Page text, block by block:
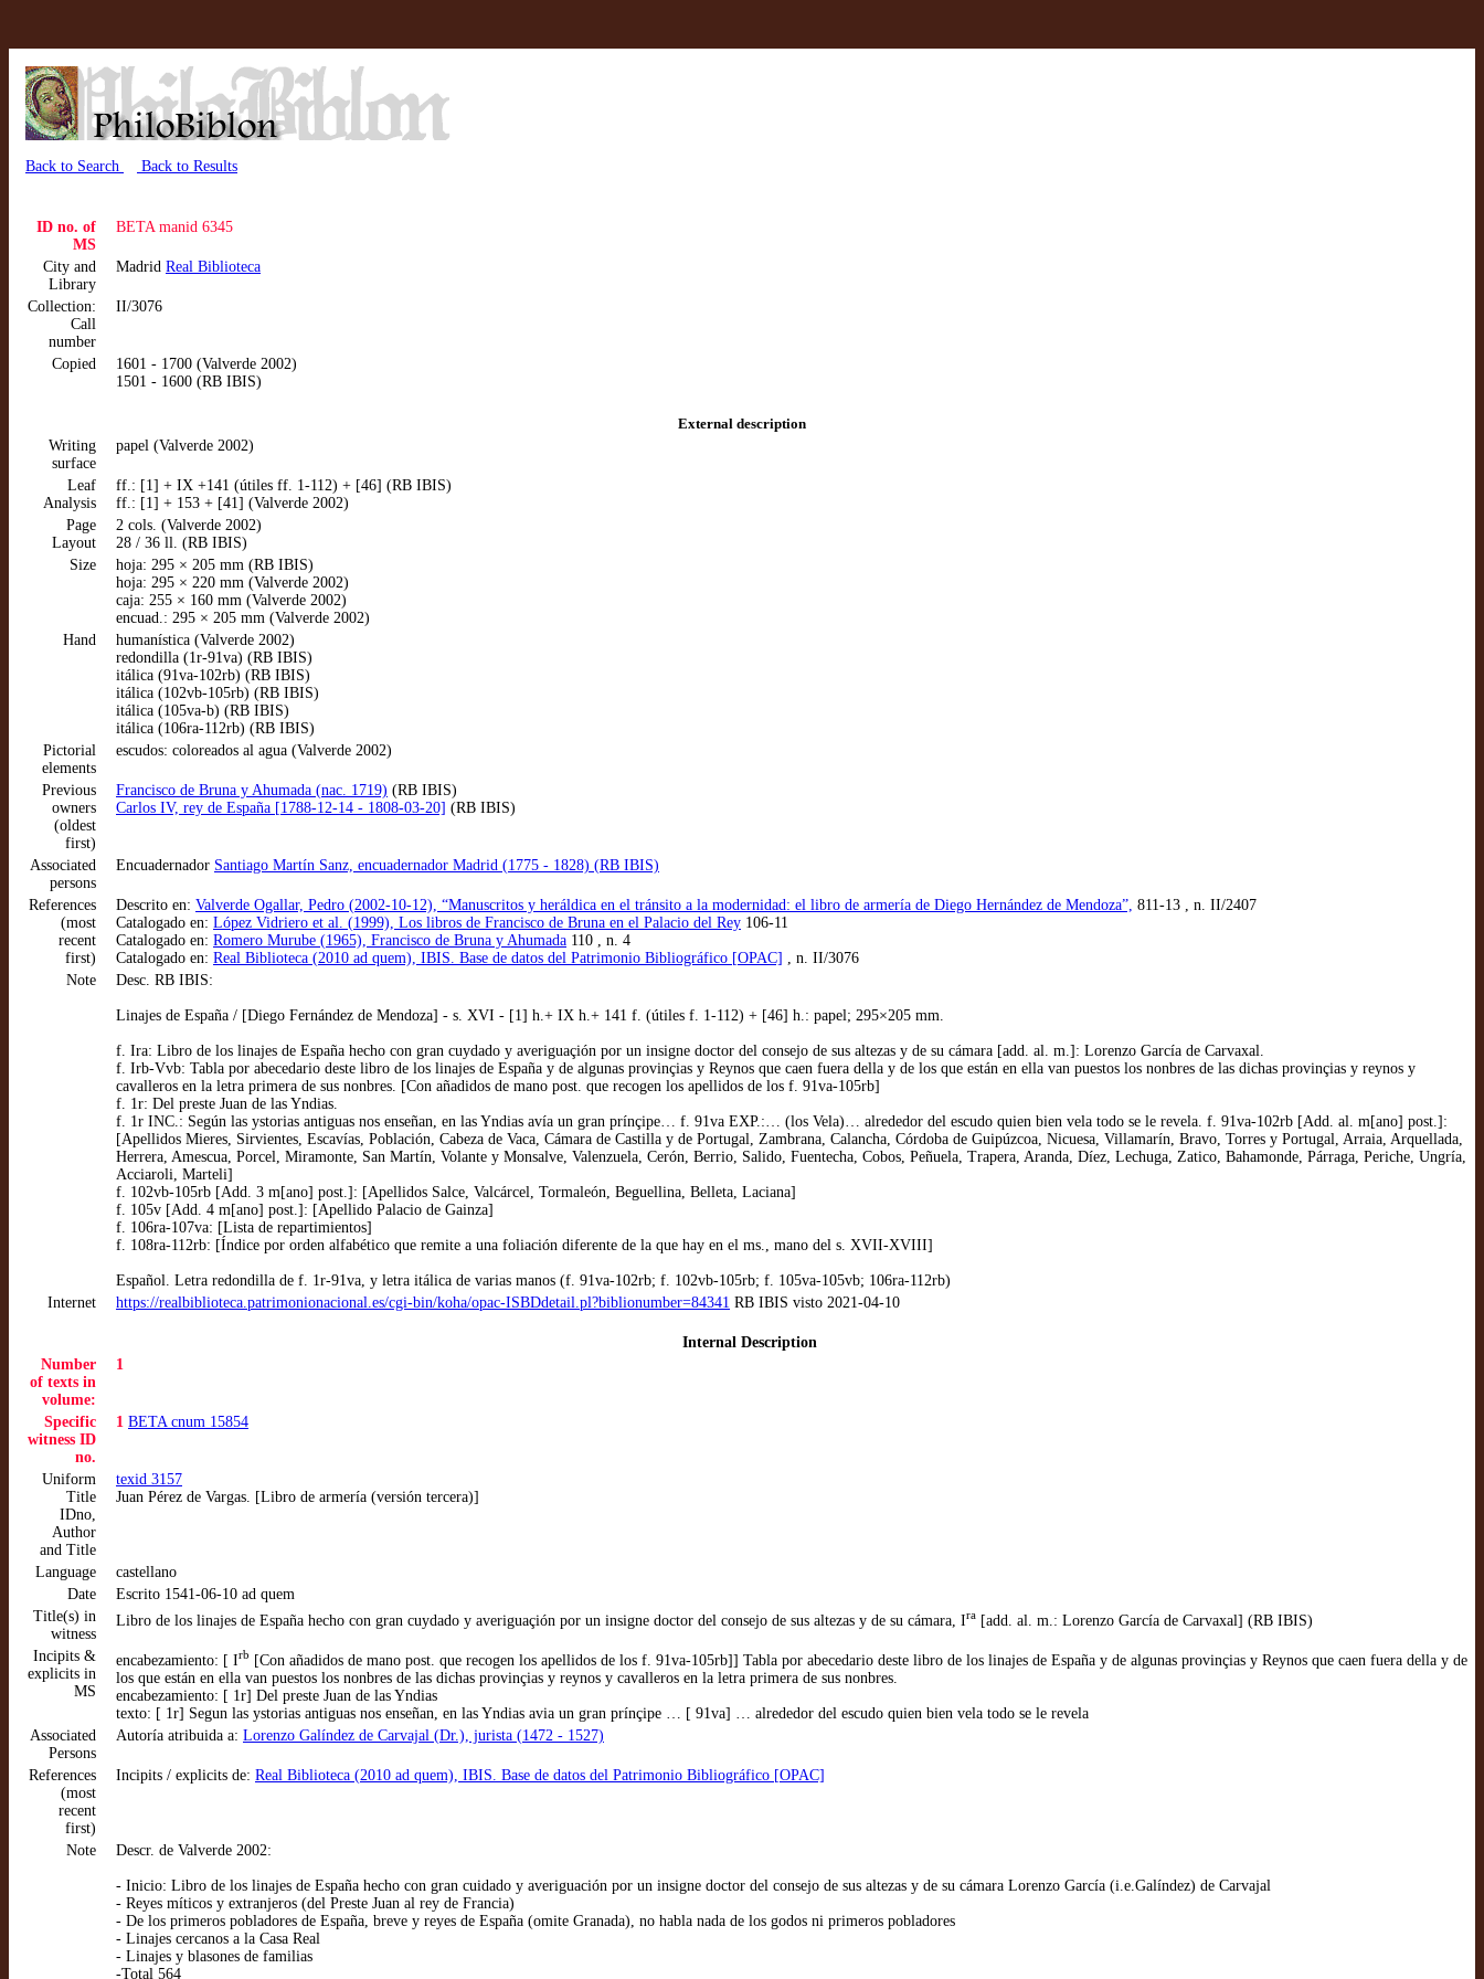
Back to Search Back to Results
ID no. of
MS
BETA manid 6345
City and
Library
Madrid Real Biblioteca
Collection:
Call
number
II/3076
Copied
1601 - 1700 (Valverde 2002)
1501 - 1600 (RB IBIS)
External description
Writing
surface
papel (Valverde 2002)
Leaf
Analysis
ff.: [1] + IX +141 (útiles ff. 1-112) + [46] (RB IBIS)
ff.: [1] + 153 + [41] (Valverde 2002)
Page
Layout
2 cols. (Valverde 2002)
28 / 36 ll. (RB IBIS)
Size
hoja: 295 × 205 mm (RB IBIS)
hoja: 295 × 220 mm (Valverde 2002)
caja: 255 × 160 mm (Valverde 2002)
encuad.: 295 × 205 mm (Valverde 2002)
Hand
humanística (Valverde 2002)
redondilla (1r-91va) (RB IBIS)
itálica (91va-102rb) (RB IBIS)
itálica (102vb-105rb) (RB IBIS)
itálica (105va-b) (RB IBIS)
itálica (106ra-112rb) (RB IBIS)
Pictorial
elements
escudos: coloreados al agua (Valverde 2002)
Previous
owners
(oldest
first)
Francisco de Bruna y Ahumada (nac. 1719) (RB IBIS)
Carlos IV, rey de España [1788-12-14 - 1808-03-20] (RB IBIS)
Associated
persons
Encuadernador Santiago Martín Sanz, encuadernador Madrid (1775 - 1828) (RB IBIS)
References
(most
recent
first)
Descrito en: Valverde Ogallar, Pedro (2002-10-12), “Manuscritos y heráldica en el tránsito a la modernidad: el libro de armería de Diego Hernández de Mendoza”, 811-13 , n. II/2407
Catalogado en: López Vidriero et al. (1999), Los libros de Francisco de Bruna en el Palacio del Rey 106-11
Catalogado en: Romero Murube (1965), Francisco de Bruna y Ahumada 110 , n. 4
Catalogado en: Real Biblioteca (2010 ad quem), IBIS. Base de datos del Patrimonio Bibliográfico [OPAC] , n. II/3076
Note
Desc. RB IBIS:
Linajes de España / [Diego Fernández de Mendoza] - s. XVI - [1] h.+ IX h.+ 141 f. (útiles f. 1-112) + [46] h.: papel; 295×205 mm.
f. Ira: Libro de los linajes de España hecho con gran cuydado y averiguaçión por un insigne doctor del consejo de sus altezas y de su cámara [add. al. m.]: Lorenzo García de Carvaxal.
f. Irb-Vvb: Tabla por abecedario deste libro de los linajes de España y de algunas provinçias y Reynos que caen fuera della y de los que están en ella van puestos los nonbres de las dichas provinçias y reynos y
cavalleros en la letra primera de sus nonbres. [Con añadidos de mano post. que recogen los apellidos de los f. 91va-105rb]
f. 1r: Del preste Juan de las Yndias.
f. 1r INC.: Según las ystorias antiguas nos enseñan, en las Yndias avía un gran prínçipe… f. 91va EXP.:… (los Vela)… alrededor del escudo quien bien vela todo se le revela. f. 91va-102rb [Add. al. m[ano] post.]:
[Apellidos Mieres, Sirvientes, Escavías, Población, Cabeza de Vaca, Cámara de Castilla y de Portugal, Zambrana, Calancha, Córdoba de Guipúzcoa, Nicuesa, Villamarín, Bravo, Torres y Portugal, Arraia, Arquellada,
Herrera, Amescua, Porcel, Miramonte, San Martín, Volante y Monsalve, Valenzuela, Cerón, Berrio, Salido, Fuentecha, Cobos, Peñuela, Trapera, Aranda, Díez, Lechuga, Zatico, Bahamonde, Párraga, Periche, Ungría,
Acciaroli, Marteli]
f. 102vb-105rb [Add. 3 m[ano] post.]: [Apellidos Salce, Valcárcel, Tormaleón, Beguellina, Belleta, Laciana]
f. 105v [Add. 4 m[ano] post.]: [Apellido Palacio de Gainza]
f. 106ra-107va: [Lista de repartimientos]
f. 108ra-112rb: [Índice por orden alfabético que remite a una foliación diferente de la que hay en el ms., mano del s. XVII-XVIII]
Español. Letra redondilla de f. 1r-91va, y letra itálica de varias manos (f. 91va-102rb; f. 102vb-105rb; f. 105va-105vb; 106ra-112rb)
Internet
https://realbiblioteca.patrimonionacional.es/cgi-bin/koha/opac-ISBDdetail.pl?biblionumber=84341 RB IBIS visto 2021-04-10
Internal Description
Number
of texts in
volume:
1
Specific
witness ID
no.
1 BETA cnum 15854
Uniform
Title
IDno,
Author
and Title
texid 3157
Juan Pérez de Vargas. [Libro de armería (versión tercera)]
Language
castellano
Date
Escrito 1541-06-10 ad quem
Title(s) in
witness
Libro de los linajes de España hecho con gran cuydado y averiguaçión por un insigne doctor del consejo de sus altezas y de su cámara, Ira [add. al. m.: Lorenzo García de Carvaxal] (RB IBIS)
Incipits &
explicits in
MS
encabezamiento: [ Irb [Con añadidos de mano post. que recogen los apellidos de los f. 91va-105rb]] Tabla por abecedario deste libro de los linajes de España y de algunas provinçias y Reynos que caen fuera della y de
los que están en ella van puestos los nonbres de las dichas provinçias y reynos y cavalleros en la letra primera de sus nonbres.
encabezamiento: [ 1r] Del preste Juan de las Yndias
texto: [ 1r] Segun las ystorias antiguas nos enseñan, en las Yndias avia un gran prínçipe … [ 91va] … alrededor del escudo quien bien vela todo se le revela
Associated
Persons
Autoría atribuida a: Lorenzo Galíndez de Carvajal (Dr.), jurista (1472 - 1527)
References
(most
recent
first)
Incipits / explicits de: Real Biblioteca (2010 ad quem), IBIS. Base de datos del Patrimonio Bibliográfico [OPAC]
Note Descr. de Valverde 2002:
- Inicio: Libro de los linajes de España hecho con gran cuidado y averiguación por un insigne doctor del consejo de sus altezas y de su cámara Lorenzo García (i.e.Galíndez) de Carvajal
- Reyes míticos y extranjeros (del Preste Juan al rey de Francia)
- De los primeros pobladores de España, breve y reyes de España (omite Granada), no habla nada de los godos ni primeros pobladores
- Linajes cercanos a la Casa Real
- Linajes y blasones de familias
-Total 564